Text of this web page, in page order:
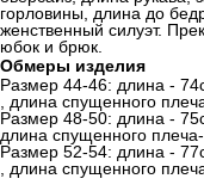
горловины, длина до
женственный силуэт.
юбок и брюк.
Обмеры изделия
Размер 44-46: длина -
, длина спущенного
Размер 48-50: длина -
длина спущенного
Размер 52-54: длина -
, длина спущенного